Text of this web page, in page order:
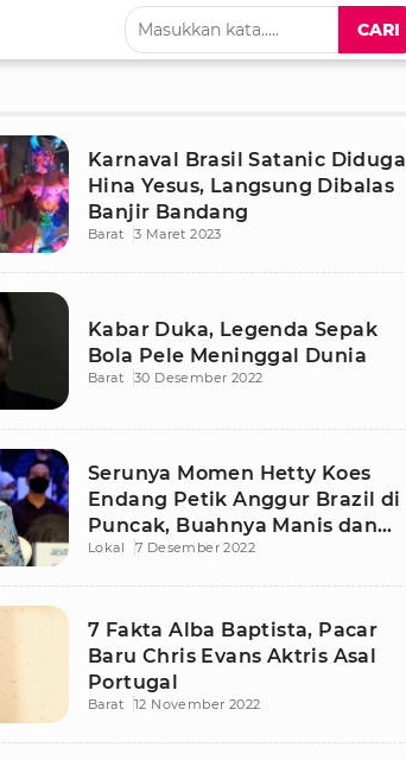
CARI
Karnaval Brasil Satanic Diduga
Hina Yesus, Langsung Dibalas
Banjir Bandang
Barat 3 Maret 2023
Kabar Duka, Legenda Sepak
Bola Pele Meninggal Dunia
Barat 30 Desember 2022
Serunya Momen Hetty Koes
Endang Petik Anggur Brazil di
Puncak, Buahnya Manis dan
Legit
Lokal 7 Desember 2022
7 Fakta Alba Baptista, Pacar
Baru Chris Evans Aktris Asal
Portugal
Barat 12 November 2022